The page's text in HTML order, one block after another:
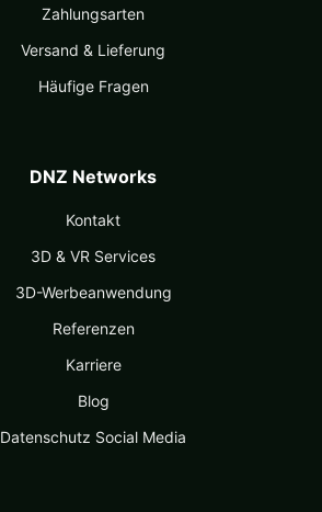
Zahlungsarten
Versand & Lieferung
Häufige Fragen
DNZ Networks
Kontakt
3D & VR Services
3D-Werbeanwendung
Referenzen
Karriere
Blog
Datenschutz Social Media